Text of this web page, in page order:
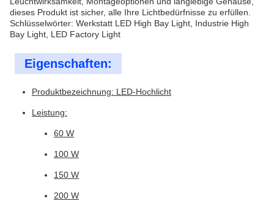
dieses Produkt ist sicher, alle Ihre Lichtbedürfnisse zu erfüllen.
Schlüsselwörter: Werkstatt LED High Bay Light, Industrie High
Bay Light, LED Factory Light
Eigenschaften:
Produktbezeichnung: LED-Hochlicht
Leistung:
60 W
100 W
150 W
200 W